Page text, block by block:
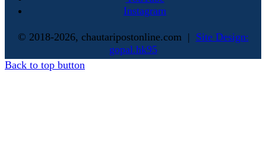
Instagram
© 2018-2026, chautaripostonline.com | Site Design:
gopal.hk95
Back to top button